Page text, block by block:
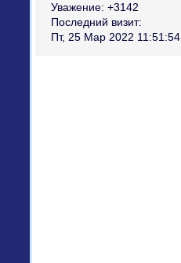
Уважение: +3142
Последний визит:
Пт, 25 Мар 2022 11:51:54